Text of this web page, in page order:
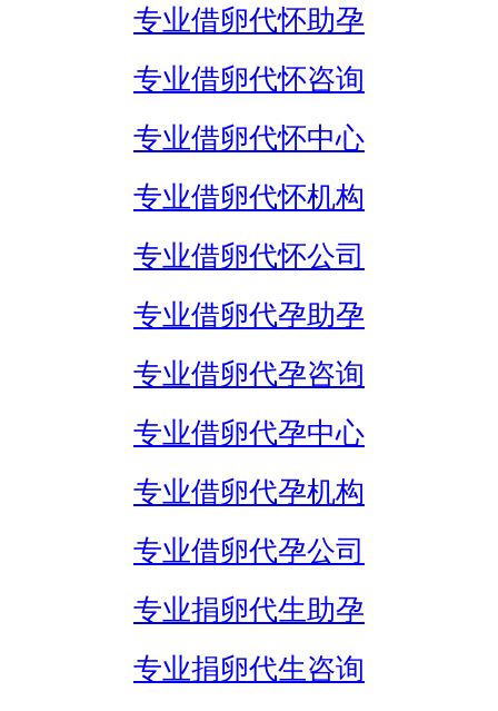
专业借卵代怀助孕
专业借卵代怀咨询
专业借卵代怀中心
专业借卵代怀机构
专业借卵代怀公司
专业借卵代孕助孕
专业借卵代孕咨询
专业借卵代孕中心
专业借卵代孕机构
专业借卵代孕公司
专业捐卵代生助孕
专业捐卵代生咨询